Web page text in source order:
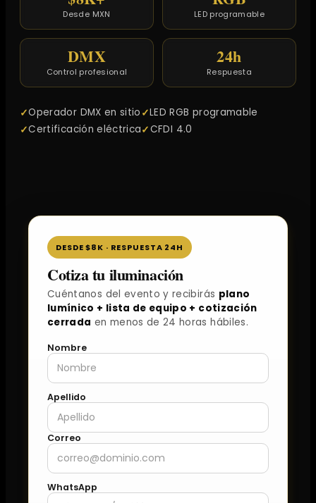
Desde MXN LED programable
DMX
Control profesional
24h
Respuesta
Operador DMX en sitio
LED RGB programable
Certificación eléctrica
CFDI 4.0
DESDE $8K · RESPUESTA 24H
Cotiza tu iluminación
Cuéntanos del evento y recibirás plano
lumínico + lista de equipo + cotización
cerrada en menos de 24 horas hábiles.
Nombre
Apellido
Correo
WhatsApp